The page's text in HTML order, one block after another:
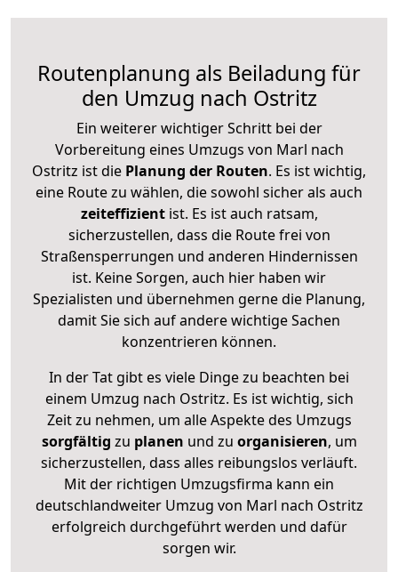
Routenplanung als Beiladung für
den Umzug nach Ostritz
Ein weiterer wichtiger Schritt bei der
Vorbereitung eines Umzugs von Marl nach
Ostritz ist die Planung der Routen. Es ist wichtig,
eine Route zu wählen, die sowohl sicher als auch
zeiteffizientist. Es ist auch ratsam,
sicherzustellen, dass die Route frei von
Straßensperrungen und anderen Hindernissen
ist. Keine Sorgen, auch hier haben wir
Spezialisten und übernehmen gerne die Planung,
damit Sie sich auf andere wichtige Sachen
konzentrieren können.
In der Tat gibt es viele Dinge zu beachten bei
einem Umzug nach Ostritz. Es ist wichtig, sich
Zeit zu nehmen, um alle Aspekte des Umzugs
sorgfältig zu planen und zu organisieren, um
sicherzustellen, dass alles reibungslos verläuft.
Mit der richtigen Umzugsfirma kann ein
deutschlandweiter Umzug von Marl nach Ostritz
erfolgreich durchgeführt werden und dafür
sorgen wir.